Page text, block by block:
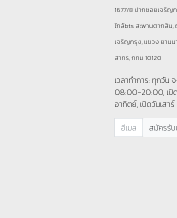
1677/8 ปากซอยเจริญ
ใกล้bts สะพานตากสิน,
เจริญกรุง, แขวง ยานน
สาทร, กทม 10120
เวลาทำการ: ทุกวัน
08:00-20:00, เปิ
อาทิตย์, เปิดวันเสาร์